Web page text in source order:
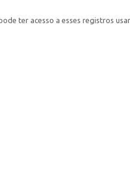
ter acesso a esses registros